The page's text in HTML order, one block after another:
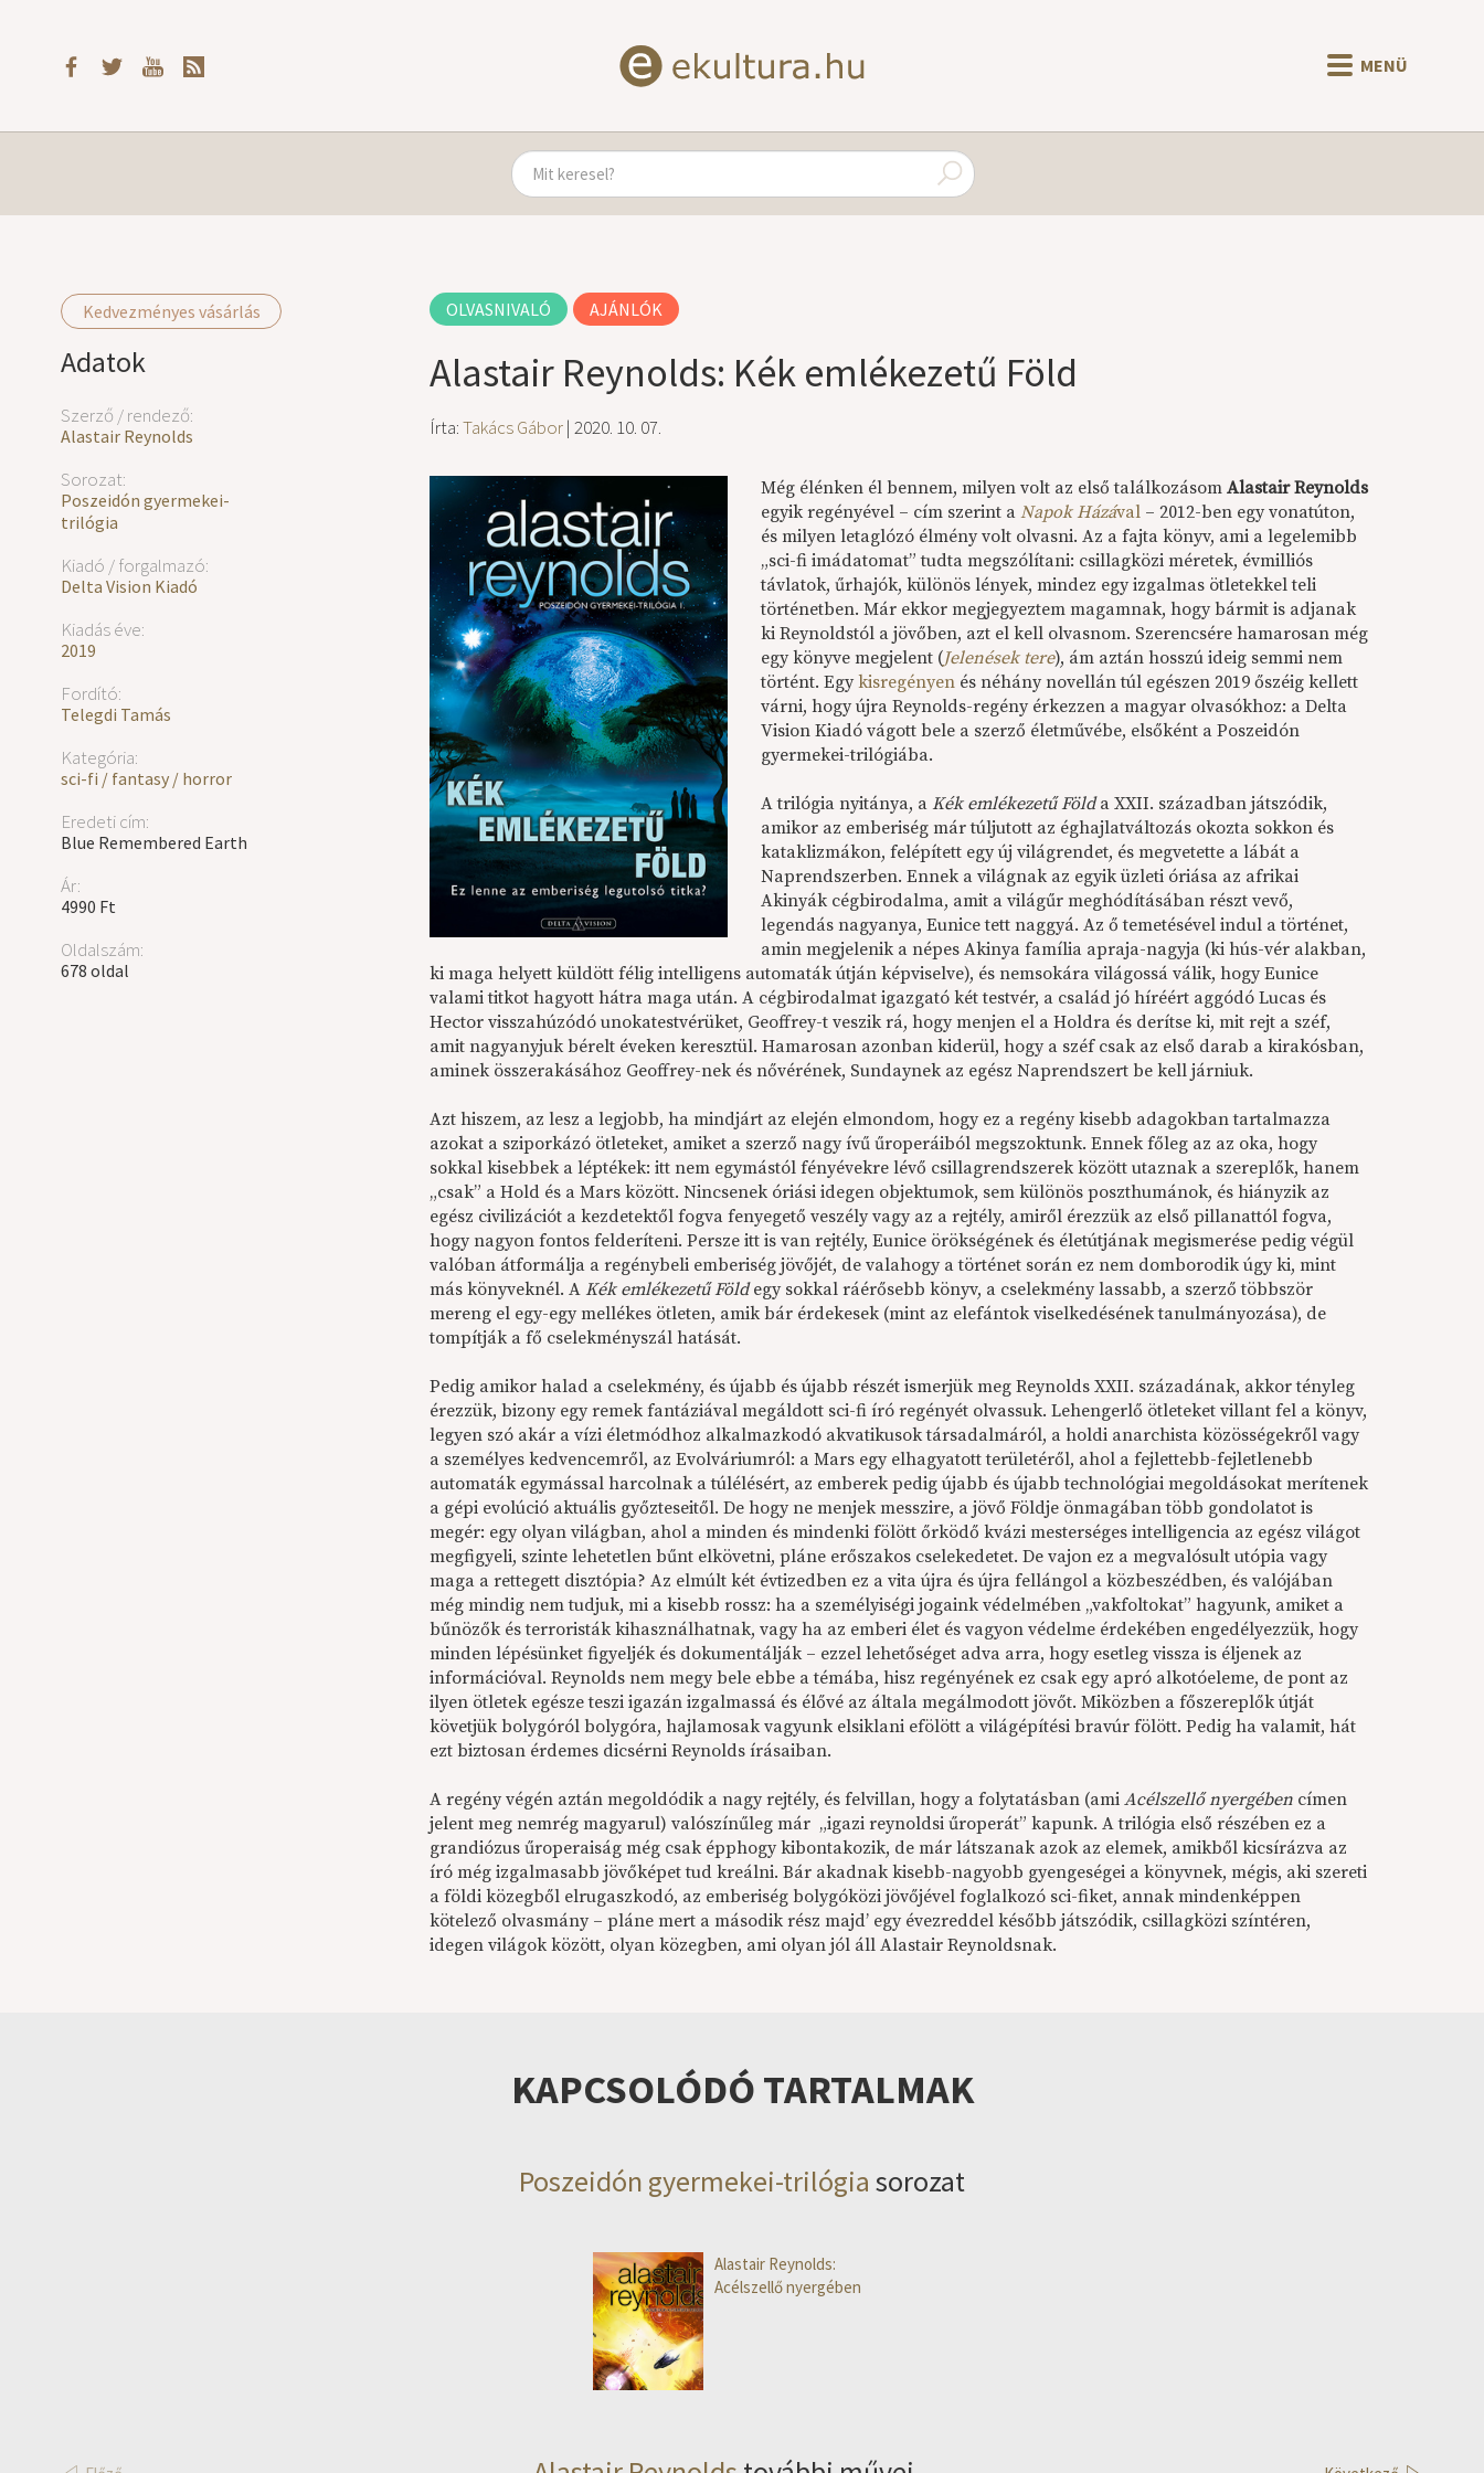
MENÜ
Kedvezményes vásárlás
Adatok
Szerző / rendező:
Alastair Reynolds
Sorozat:
Poszeidón gyermekei-
trilógia
Kiadó / forgalmazó:
Delta Vision Kiadó
Kiadás éve:
2019
Fordító:
Telegdi Tamás
Kategória:
sci-fi / fantasy / horror
Eredeti cím:
Blue Remembered Earth
Ár:
4990 Ft
Oldalszám:
678 oldal
OLVASNIVALÓ AJÁNLÓK
Alastair Reynolds: Kék emlékezetű Föld
Írta:Takács Gábor| 2020. 10. 07.
Még élénken él bennem, milyen volt az első találkozásomAlastair Reynolds
egyik regényével – cím szerint aNapok Házával – 2012-ben egy vonatúton,
és milyen letaglózó élmény volt olvasni. Az a fajta könyv, ami a legelemibb
„sci-fi imádatomat” tudta megszólítani: csillagközi méretek, évmilliós
távlatok, űrhajók, különös lények, mindez egy izgalmas ötletekkel teli
történetben. Már ekkor megjegyeztem magamnak, hogy bármit is adjanak
ki Reynoldstól a jövőben, azt el kell olvasnom. Szerencsére hamarosan még
egy könyve megjelent (Jelenések tere), ám aztán hosszú ideig semmi nem
történt. Egykisregényen és néhány novellán túl egészen 2019 őszéig kellett
várni, hogy újra Reynolds-regény érkezzen a magyar olvasókhoz: a Delta
Vision Kiadó vágott bele a szerző életművébe, elsőként a Poszeidón
gyermekei-trilógiába.
A trilógia nyitánya, aKék emlékezetű Földa XXII. században játszódik,
amikor az emberiség már túljutott az éghajlatváltozás okozta sokkon és
kataklizmákon, felépített egy új világrendet, és megvetette a lábát a
Naprendszerben. Ennek a világnak az egyik üzleti óriása az afrikai
Akinyák cégbirodalma, amit a világűr meghódításában részt vevő,
legendás nagyanya, Eunice tett naggyá. Az ő temetésével indul a történet,
amin megjelenik a népes Akinya família apraja-nagyja (ki hús-vér alakban,
ki maga helyett küldött félig intelligens automaták útján képviselve), és nemsokára világossá válik, hogy Eunice
valami titkot hagyott hátra maga után. A cégbirodalmat igazgató két testvér, a család jó híréért aggódó Lucas és
Hector visszahúzódó unokatestvérüket, Geoffrey-t veszik rá, hogy menjen el a Holdra és derítse ki, mit rejt a széf,
amit nagyanyjuk bérelt éveken keresztül. Hamarosan azonban kiderül, hogy a széf csak az első darab a kirakósban,
aminek összerakásához Geoffrey-nek és nővérének, Sundaynek az egész Naprendszert be kell járniuk.
Azt hiszem, az lesz a legjobb, ha mindjárt az elején elmondom, hogy ez a regény kisebb adagokban tartalmazza
azokat a sziporkázó ötleteket, amiket a szerző nagy ívű űroperáiból megszoktunk. Ennek főleg az az oka, hogy
sokkal kisebbek a léptékek: itt nem egymástól fényévekre lévő csillagrendszerek között utaznak a szereplők, hanem
„csak” a Hold és a Mars között. Nincsenek óriási idegen objektumok, sem különös poszthumánok, és hiányzik az
egész civilizációt a kezdetektől fogva fenyegető veszély vagy az a rejtély, amiről érezzük az első pillanattól fogva,
hogy nagyon fontos felderíteni. Persze itt is van rejtély, Eunice örökségének és életútjának megismerése pedig végül
valóban átformálja a regénybeli emberiség jövőjét, de valahogy a történet során ez nem domborodik úgy ki, mint
más könyveknél. A Kék emlékezetű Földegy sokkal ráérősebb könyv, a cselekmény lassabb, a szerző többször
mereng el egy-egy mellékes ötleten, amik bár érdekesek (mint az elefántok viselkedésének tanulmányozása), de
tompítják a fő cselekményszál hatását.
Pedig amikor halad a cselekmény, és újabb és újabb részét ismerjük meg Reynolds XXII. századának, akkor tényleg
érezzük, bizony egy remek fantáziával megáldott sci-fi író regényét olvassuk. Lehengerlő ötleteket villant fel a könyv,
legyen szó akár a vízi életmódhoz alkalmazkodó akvatikusok társadalmáról, a holdi anarchista közösségekről vagy
a személyes kedvencemről, az Evolváriumról: a Mars egy elhagyatott területéről, ahol a fejlettebb-fejletlenebb
automaták egymással harcolnak a túlélésért, az emberek pedig újabb és újabb technológiai megoldásokat merítenek
a gépi evolúció aktuális győzteseitől. De hogy ne menjek messzire, a jövő Földje önmagában több gondolatot is
megér: egy olyan világban, ahol a minden és mindenki fölött őrködő kvázi mesterséges intelligencia az egész világot
megfigyeli, szinte lehetetlen bűnt elkövetni, pláne erőszakos cselekedetet. De vajon ez a megvalósult utópia vagy
maga a rettegett disztópia? Az elmúlt két évtizedben ez a vita újra és újra fellángol a közbeszédben, és valójában
még mindig nem tudjuk, mi a kisebb rossz: ha a személyiségi jogaink védelmében „vakfoltokat” hagyunk, amiket a
bűnözők és terroristák kihasználhatnak, vagy ha az emberi élet és vagyon védelme érdekében engedélyezzük, hogy
minden lépésünket figyeljék és dokumentálják – ezzel lehetőséget adva arra, hogy esetleg vissza is éljenek az
információval. Reynolds nem megy bele ebbe a témába, hisz regényének ez csak egy apró alkotóeleme, de pont az
ilyen ötletek egésze teszi igazán izgalmassá és élővé az általa megálmodott jövőt. Miközben a főszereplők útját
követjük bolygóról bolygóra, hajlamosak vagyunk elsiklani efölött a világépítési bravúr fölött. Pedig ha valamit, hát
ezt biztosan érdemes dicsérni Reynolds írásaiban.
A regény végén aztán megoldódik a nagy rejtély, és felvillan, hogy a folytatásban (amiAcélszellő nyergében címen
jelent meg nemrég magyarul) valószínűleg már „igazi reynoldsi űroperát” kapunk. A trilógia első részében ez a
grandiózus űroperaiság még csak épphogy kibontakozik, de már látszanak azok az elemek, amikből kicsírázva az
író még izgalmasabb jövőképet tud kreálni. Bár akadnak kisebb-nagyobb gyengeségei a könyvnek, mégis, aki szereti
a földi közegből elrugaszkodó, az emberiség bolygóközi jövőjével foglalkozó sci-fiket, annak mindenképpen
kötelező olvasmány – pláne mert a második rész majd’ egy évezreddel később játszódik, csillagközi színtéren,
idegen világok között, olyan közegben, ami olyan jól áll Alastair Reynoldsnak.
KAPCSOLÓDÓ TARTALMAK
Poszeidón gyermekei-trilógia sorozat
Alastair Reynolds:
Acélszellő nyergében